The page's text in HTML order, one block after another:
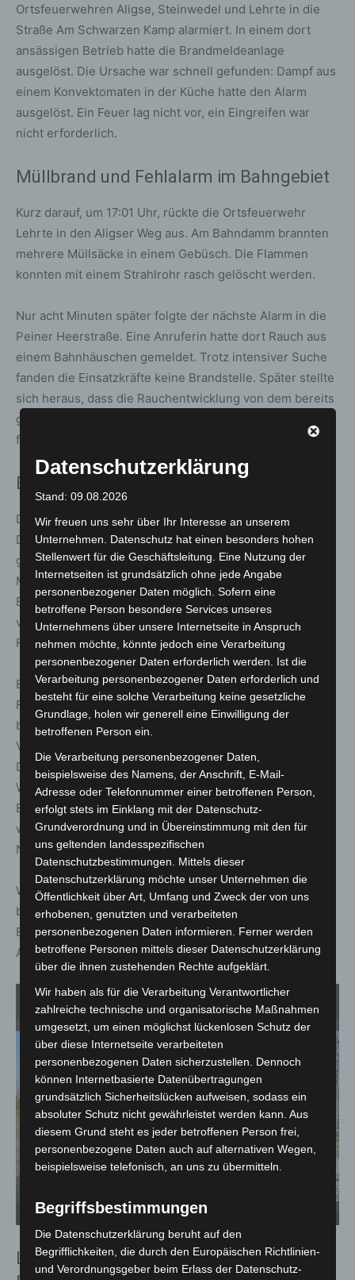
Ortsfeuerwehren Aligse, Steinwedel und Lehrte in die
Straße Am Schwarzen Kamp alarmiert. In einem dort
ansässigen Betrieb hatte die Brandmeldeanlage
ausgelöst. Die Ursache war schnell gefunden: Dampf aus
einem Konvektomaten in der Küche hatte den Alarm
ausgelöst. Ein Feuer lag nicht vor, ein Eingreifen war
nicht erforderlich.
Müllbrand und Fehlalarm im Bahngebiet
Kurz darauf, um 17:01 Uhr, rückte die Ortsfeuerwehr
Lehrte in den Aligser Weg aus. Am Bahndamm brannten
mehrere Müllsäcke in einem Gebüsch. Die Flammen
konnten mit einem Strahlrohr rasch gelöscht werden.
Nur acht Minuten später folgte der nächste Alarm in die
Peiner Heerstraße. Eine Anruferin hatte dort Rauch aus
einem Bahnhäuschen gemeldet. Trotz intensiver Suche
fanden die Einsatzkräfte keine Brandstelle. Später stellte
sich heraus, dass die Rauchentwicklung von dem bereits
gelöschten Müllbrand stammte und die Einsatzstelle
falsch verortet worden war.
Brand in E-Lok nahe MegaHub
Der aufwendigste Einsatz des Tages folgte um 18:31 Uhr.
Die Ortsfeuerwehren Ahlten und Lehrte wurden zu einer
gemeldeten brennenden E-Lok im Gleisbereich nahe des
MegaHubs am Eisenbahnlängsweg gerufen. Nach ersten
Erkenntnissen war es bei der Inbetriebnahme der Lok
vermutlich zu einem Kurzschluss gekommen, der ein
Feuer im Inneren ausgelöst hatte.
Beim Öffnen der Lok war noch Rauch feststellbar, offene
Flammen jedoch nicht mehr. Vermutlich waren diese
bereits erloschen, da der Lokführer die Türen vor dem
Verlassen geschlossen hatte und somit Sauerstoff fehlte.
Die Feuerwehr kontrollierte die Lok umfassend mit
Wärmebildkameras, zusätzlich kam eine Drohne zum
Einsatz. Nachdem keine Glutnester mehr festgestellt
wurden, übergaben die Einsatzkräfte die Lok an den
Notfallmanager der Bahn.
Während des Einsatzes war der Güterverkehr auf den
betroffenen Gleisen vorübergehend gesperrt.
Einschränkungen für den Personenverkehr gab es nicht.
Angaben zur Höhe des Sachschadens liegen nicht vor.
Einsatz der Drohne mit Wärmebildkamera bei der Kontrolle der E-Lok. - Foto:
Feuerwehr Lehrte
Letzter Einsatz auf der A2 ohne
Datenschutzerklärung
Stand: 09.08.2026
Wir freuen uns sehr über Ihr Interesse an unserem
Unternehmen. Datenschutz hat einen besonders hohen
Stellenwert für die Geschäftsleitung. Eine Nutzung der
Internetseiten ist grundsätzlich ohne jede Angabe
personenbezogener Daten möglich. Sofern eine
betroffene Person besondere Services unseres
Unternehmens über unsere Internetseite in Anspruch
nehmen möchte, könnte jedoch eine Verarbeitung
personenbezogener Daten erforderlich werden. Ist die
Verarbeitung personenbezogener Daten erforderlich und
besteht für eine solche Verarbeitung keine gesetzliche
Grundlage, holen wir generell eine Einwilligung der
betroffenen Person ein.
Die Verarbeitung personenbezogener Daten,
beispielsweise des Namens, der Anschrift, E-Mail-
Adresse oder Telefonnummer einer betroffenen Person,
erfolgt stets im Einklang mit der Datenschutz-
Grundverordnung und in Übereinstimmung mit den für
uns geltenden landesspezifischen
Datenschutzbestimmungen. Mittels dieser
Datenschutzerklärung möchte unser Unternehmen die
Öffentlichkeit über Art, Umfang und Zweck der von uns
erhobenen, genutzten und verarbeiteten
personenbezogenen Daten informieren. Ferner werden
betroffene Personen mittels dieser Datenschutzerklärung
über die ihnen zustehenden Rechte aufgeklärt.
Wir haben als für die Verarbeitung Verantwortlicher
zahlreiche technische und organisatorische Maßnahmen
umgesetzt, um einen möglichst lückenlosen Schutz der
über diese Internetseite verarbeiteten
personenbezogenen Daten sicherzustellen. Dennoch
können Internetbasierte Datenübertragungen
grundsätzlich Sicherheitslücken aufweisen, sodass ein
absoluter Schutz nicht gewährleistet werden kann. Aus
diesem Grund steht es jeder betroffenen Person frei,
personenbezogene Daten auch auf alternativen Wegen,
beispielsweise telefonisch, an uns zu übermitteln.
Begriffsbestimmungen
Die Datenschutzerklärung beruht auf den
Begrifflichkeiten, die durch den Europäischen Richtlinien-
und Verordnungsgeber beim Erlass der Datenschutz-